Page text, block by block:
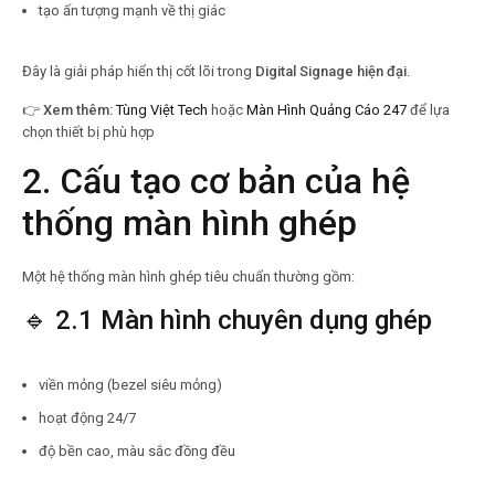
tạo ấn tượng mạnh về thị giác
Đây là giải pháp hiển thị cốt lõi trong Digital Signage hiện đại
👉 Xem thêm: Tùng Việt Tech hoặc Màn Hình Quảng Cáo 247 để lựa
chọn thiết bị phù hợp
2. Cấu tạo cơ bản của hệ
thống màn hình ghép
Một hệ thống màn hình ghép tiêu chuẩn thường gồm:
🔹 2.1 Màn hình chuyên dụng ghép
viền mỏng (bezel siêu mỏng)
hoạt động 24/7
độ bền cao, màu sắc đồng đều